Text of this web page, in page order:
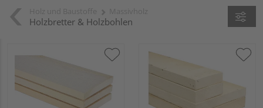
Holzbretter & Holzbohlen